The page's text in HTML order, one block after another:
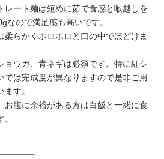
レート麺は短めに茹で食感と喉越しを
なので満足感も高いです。
柔らかくホロホロと口の中でほどけま
ョウガ、青ネギは必須です。特に紅シ
では完成度が異なりますので是非ご用
す。
お腹に余裕がある方は白飯と一緒に食